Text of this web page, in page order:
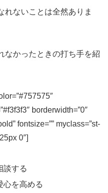
れないことは全然ありま
なかったときの打ち手を紹
borderwidth=”0″
fontsize=”” myclass=”st-
0″]
談する
心を高める